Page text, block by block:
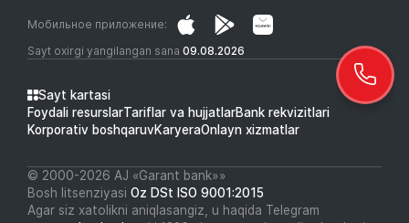
Sayt oxirgi yangilangan sana 09.08.2026
Мобильное приложение:
Sayt kartasi
Foydali resurslarTariflar va hujjatlarBank rekvizitlari
Korporativ boshqaruvKaryeraOnlayn xizmatlar
© 2000-2026 АJ «Garant bank»»
Bosh litsenziyasi Oz DSt ISO 9001:2015
Agar siz xatolikni aniqlasangiz, u haqida Telegram